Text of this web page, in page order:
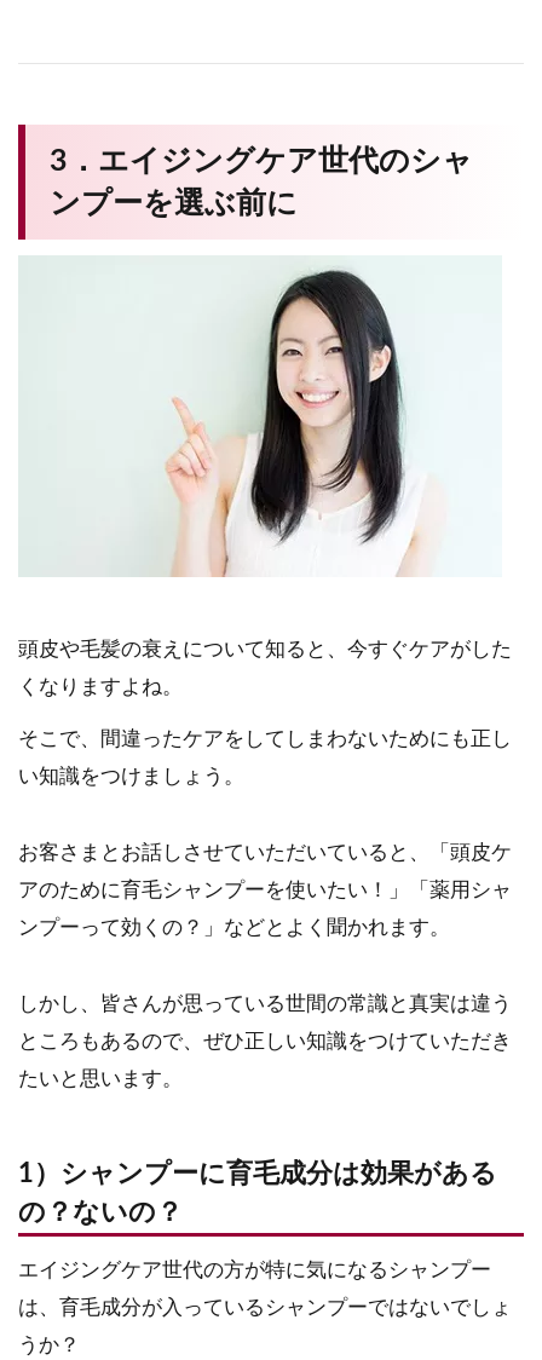
3．エイジングケア世代のシャ
ンプーを選ぶ前に
頭皮や毛髪の衰えについて知ると、今すぐケアがした
くなりますよね。
そこで、間違ったケアをしてしまわないためにも正し
い知識をつけましょう。
お客さまとお話しさせていただいていると、「頭皮ケ
アのために育毛シャンプーを使いたい！」「薬用シャ
ンプーって効くの？」などとよく聞かれます。
しかし、皆さんが思っている世間の常識と真実は違う
ところもあるので、ぜひ正しい知識をつけていただき
たいと思います。
1）シャンプーに育毛成分は効果がある
の？ないの？
エイジングケア世代の方が特に気になるシャンプー
は、育毛成分が入っているシャンプーではないでしょ
うか？